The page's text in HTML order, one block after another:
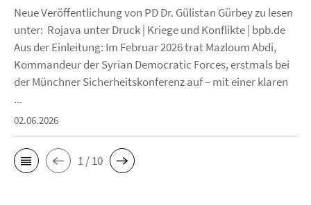
Neue Veröffentlichung von PD Dr. Gülistan Gürbey zu lesen
unter: Rojava unter Druck | Kriege und Konflikte | bpb.de
Aus der Einleitung: Im Februar 2026 trat Mazloum Abdi,
Kommandeur der Syrian Democratic Forces, erstmals bei
der Münchner Sicherheitskonferenz auf – mit einer klaren
...
02.06.2026
1 / 10